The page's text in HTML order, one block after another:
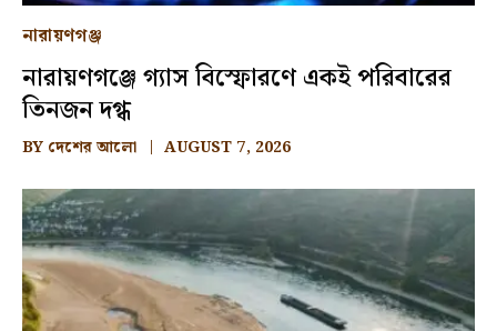
নারায়ণগঞ্জ
নারায়ণগঞ্জে গ্যাস বিস্ফোরণে একই পরিবারের
তিনজন দগ্ধ
BY দেশের আলো AUGUST 7, 2026